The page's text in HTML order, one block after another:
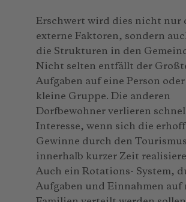
Erschwert wird dies nicht nur
externe Faktoren, sondern
die Strukturen in den
Nicht selten entfällt der
Aufgaben auf eine Person
kleine Gruppe. Die anderen
Dorfbewohner verlieren
Interesse, wenn sich die
Gewinne durch den
innerhalb kurzer Zeit
Auch ein Rotations- System,
Aufgaben und Einnahmen auf